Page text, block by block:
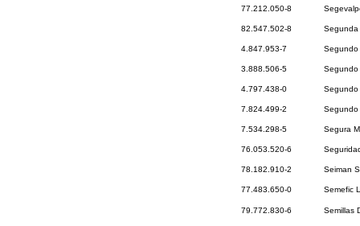
77.212.050-8
82.547.502-8 Segunda
4.847.953-7 Segundo
3.888.506-5 Segundo
4.797.438-0 Segundo
7.824.499-2 Segundo
7.534.298-5 Segura
76.053.520-6
78.182.910-2 Seiman
77.483.650-0 Semefic
79.772.830-6 Semillas